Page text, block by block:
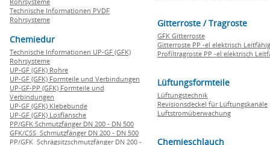
Technische Informationen PVDF
Rohrsysteme
Chemiedur
Technische Informationen UP-GF (GFK)
Rohrsysteme
UP-GF (GFK) Rohre
UP-GF (GFK) Formteile und Verbindungen
UP-GF-PP (GFK) Formteile und
Verbindungen
UP-GF (GFK) Klebebunde
UP-GF (GFK) Losflansche
PP/GFK Schmutzfänger DN 200 - DN 500
GFK/CSS Schmutzfänger DN 200 - DN 500
PP/GFK Schrägsitzschmutzfänger DN 200 -
Gitterroste / Tragroste
GFK Gitterroste
Gitterroste PP -el elektrisch Leitfähig
Profiltragroste PP -el elektrisch
Lüftungsformteile
Lüftungstechnik
Revisionsdeckel für Lüftungskanäle
Luftstromüberwachung
Chemieschlauch